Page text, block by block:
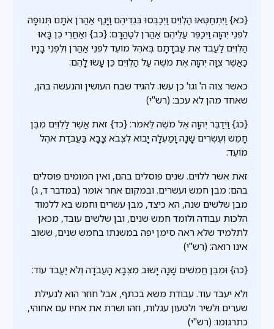
{כא} וַיִּתְחַטְּאוּ הַלְוִיִּם וַיְכַבְּסוּ בִּגְדֵיהֶם וַיָּנֶף אַהֲרֹן אֹתָם תְּנוּפָה
לִפְנֵי יְהוָה וַיְכַפֵּר עֲלֵיהֶם אַהֲרֹן לְטַהֲרָם: {כב} וְאַחֲרֵי כֵן בָּאוּ
הַלְוִיִּם לַעֲבֹד אֶת עֲבֹדָתָם בְּאֹהֶל מוֹעֵד לִפְנֵי אַהֲרֹן וְלִפְנֵי בָנָיו
כַּאֲשֶׁר צִוָּה יְהוָה אֶת מֹשֶׁה עַל הַלְוִיִּם כֵּן עָשׂוּ לָהֶם:
כאשר צוה ה' וגו' כן עשו. להגיד שבח העושין והנעשה בהן,
שאחד מהן לא עכב: (רש"י)
{כג} וַיְדַבֵּר יְהוָה אֶל מֹשֶׁה לֵּאמֹר: {כד} זֹאת אֲשֶׁר לַלְוִיִּם מִבֶּן
חָמֵשׁ וְעֶשְׂרִים שָׁנָה וָמַעְלָה יָבוֹא לִצְבֹא צָבָא בַּעֲבֹדַת אֹהֶל
מוֹעֵד:
זאת אשר ללוים. שנים פוסלים בהם, ואין המומים פוסלים
בהם: מבן חמש ועשרים. ובמקום אחר אומר (במדבר ד, ג)
מבן שלשים שנה, הא כיצד, מבן עשרים וחמש בא ללמוד
הלכות עבודה ולומד חמש שנים, ובן שלשים עובד, מכאן
לתלמיד שלא ראה סימן יפה במשנתו בחמש שנים, ששוב
אינו רואה: (רש"י)
{כה} וּמִבֶּן חֲמִשִּׁים שָׁנָה יָשׁוּב מִצְּבָא הָעֲבֹדָה וְלֹא יַעֲבֹד עוֹד:
ולא יעבד עוד. עבודת משא בכתף, אבל חוזר הוא לנעילת
שערים ולשיר ולטעון עגלות, וזהו ושרת את אחיו עם אחוהי,
כתרגומו: (רש"י)